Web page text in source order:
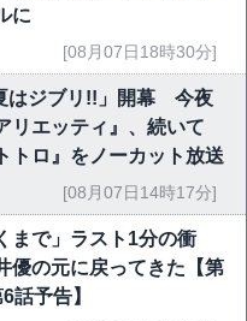
に
[08月07日18時30分]
はジブリ!!」開幕 今夜
リエッティ』、続いて
トロ』をノーカット放送
[08月07日14時17分]
まで」ラスト1分の衝
優の元に戻ってきた【第
話予告】